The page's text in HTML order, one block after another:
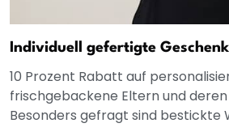
Individuell gefertigte
10 Prozent Rabatt auf
frischgebackene Eltern und deren
Besonders gefragt sind bestickte